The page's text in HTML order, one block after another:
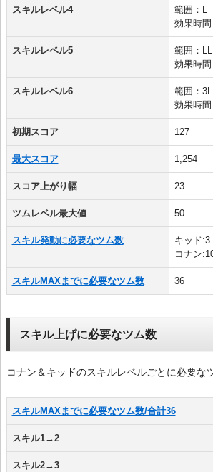
スキルレベル4
範囲：L
効果時
スキルレベル5
範囲：
効果時
スキルレベル6
範囲：
効果時
初期スコア 127
最大スコア 1,254
スコア上がり幅 23
ツムレベル最大値 50
スキル発動に必要なツム数
キッド:3
コナン
スキルMAXまでに必要なツム数 36
スキル上げに必要なツム数
コナン＆キッドのスキルレベルごとに必要な
スキルMAXまでに必要なツム数/合計36
スキル1→2
スキル2→3